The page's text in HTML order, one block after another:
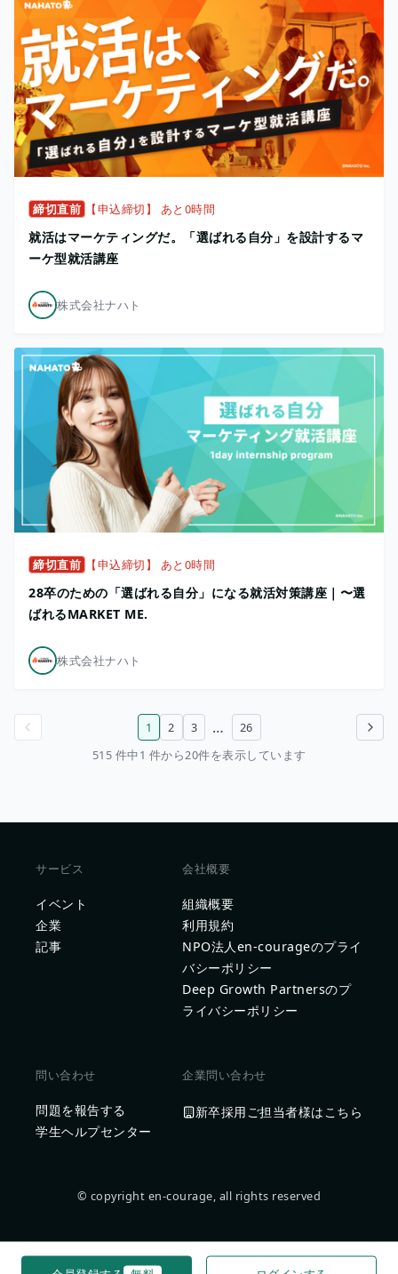
締切直前 【申込締切】 あと0時間
就活はマーケティングだ。「選ばれる自分」を設計するマ
ーケ型就活講座
株式会社ナハト
締切直前 【申込締切】 あと0時間
28卒のための「選ばれる自分」になる就活対策講座｜〜選
ばれるMARKET ME.
株式会社ナハト
次のページ
1 2 3 …
26
515 件中1 件から20件を表示しています
サービス
イベント
企業
記事
会社概要
組織概要
利用規約
NPO法人en-courageのプライ
バシーポリシー
Deep Growth Partnersのプ
ライバシーポリシー
問い合わせ
問題を報告する
学生ヘルプセンター
企業問い合わせ
新卒採用ご担当者様はこちら
© copyright en-courage, all rights reserved